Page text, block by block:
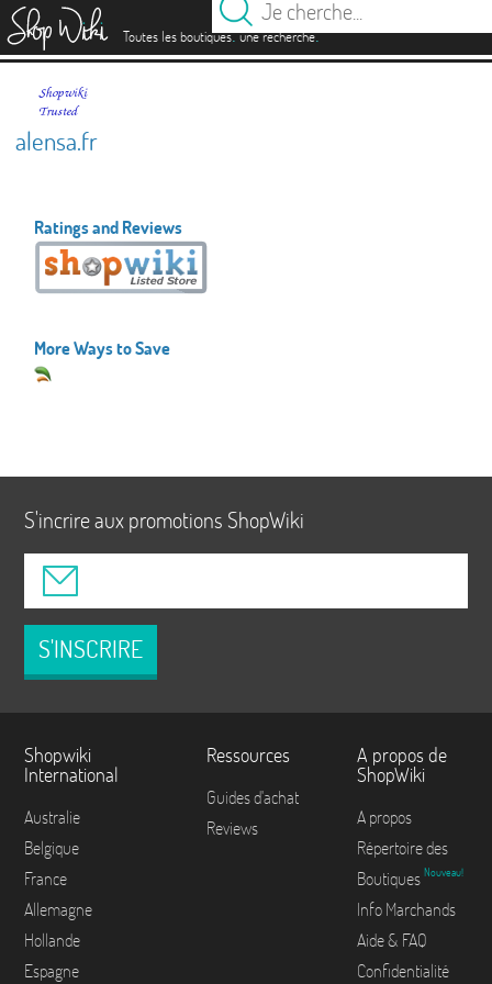
Toutes les boutiques.une recherche.
alensa.fr
Ratings and Reviews
More Ways to Save
S'incrire aux promotions ShopWiki
S'INSCRIRE
Shopwiki
International
Australie
Belgique
France
Allemagne
Hollande
Espagne
Ressources
Guides d'achat
Reviews
A propos de
ShopWiki
A propos
Répertoire des
Boutiques Nouveau!
Info Marchands
Aide & FAQ
Confidentialité